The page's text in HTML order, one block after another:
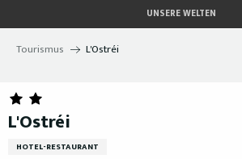
au
contenu
UNSERE WELTEN
Tourismus L'Ostréi
L'Ostréi
HOTEL-RESTAURANT